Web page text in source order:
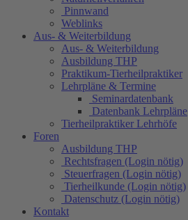
Pinnwand
Weblinks
Aus- & Weiterbildung
Aus- & Weiterbildung
Ausbildung THP
Praktikum-Tierheilpraktiker
Lehrpläne & Termine
Seminardatenbank
Datenbank Lehrpläne
Tierheilpraktiker Lehrhöfe
Foren
Ausbildung THP
Rechtsfragen (Login nötig)
Steuerfragen (Login nötig)
Tierheilkunde (Login nötig)
Datenschutz (Login nötig)
Kontakt